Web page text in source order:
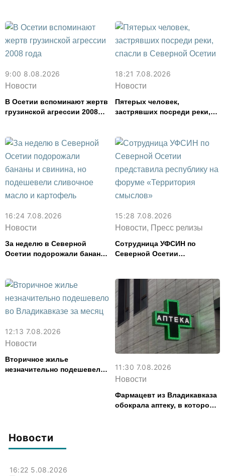
Новости
16:22 5.08.2026
9:00 8.08.2026
Новости
В Осетии вспоминают жертв
грузинской агрессии 2008
18:21 7.08.2026
Новости
Пятерых человек,
застрявших посреди реки,
16:24 7.08.2026
Новости
За неделю в Северной
Осетии подорожали бананы
картофель
15:28 7.08.2026
Новости, Пресс релизы
Сотрудница УФСИН по
Северной Осетии
смыслов»
12:13 7.08.2026
Новости
Вторичное жилье
незначительно подешевело
11:30 7.08.2026
Новости
Фармацевт из Владикавказа
обокрала аптеку, в которой